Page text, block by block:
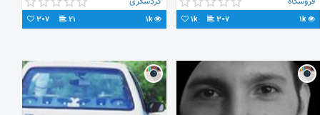
یک پ52
1k
307
1k
1k
21
307